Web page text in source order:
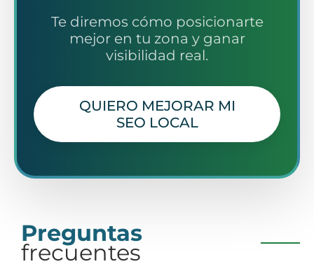
Te diremos cómo posicionarte
mejor en tu zona y ganar
visibilidad real.
QUIERO MEJORAR MI
SEO LOCAL
Preguntas
frecuentes